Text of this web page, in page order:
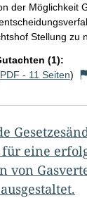
der Möglichkeit
Stellung zu
(1):
PDF - 11 Seiten)
für eine
von